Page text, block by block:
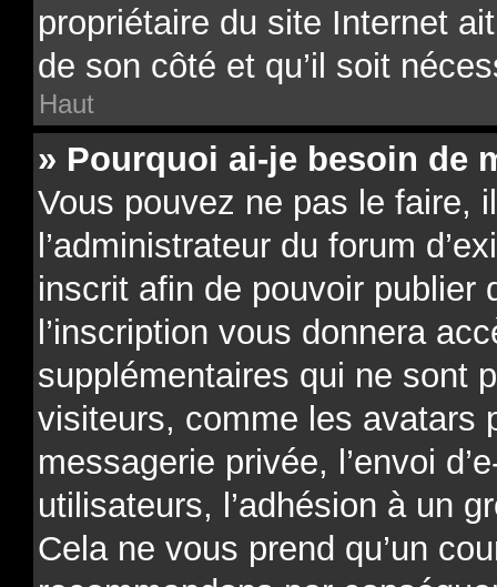
propriétaire du site Internet
de son côté et qu’il soit
Haut
» Pourquoi ai-je besoin de
Vous pouvez ne pas le faire,
l’administrateur du forum
inscrit afin de pouvoir publier
l’inscription vous donnera
supplémentaires qui ne sont
visiteurs, comme les avatars
messagerie privée, l’envoi
utilisateurs, l’adhésion à un
Cela ne vous prend qu’un